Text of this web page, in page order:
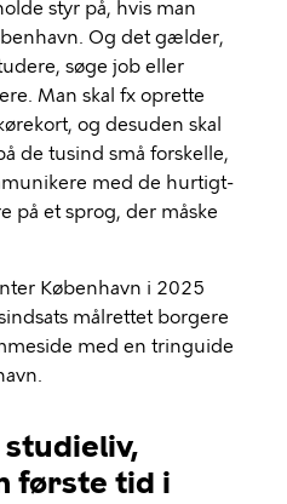
styr på, hvis man
Og det gælder,
søge job eller
Man skal fx oprette
og desuden skal
de tusind små forskelle,
med de hurtigt-
på et sprog, der måske
København i 2025
målrettet borgere
med en tringuide
studieliv,
første tid i